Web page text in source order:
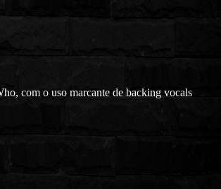
com o uso marcante de backing vocals